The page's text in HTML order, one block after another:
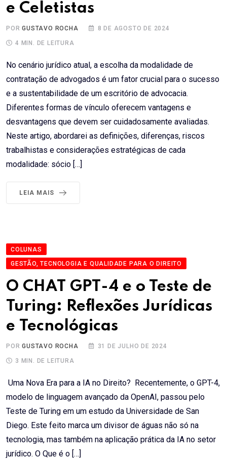
e Celetistas
PORGUSTAVO ROCHA 8 DE AGOSTO DE 2024
4 MIN. DE LEITURA
No cenário jurídico atual, a escolha da modalidade de
contratação de advogados é um fator crucial para o sucesso
e a sustentabilidade de um escritório de advocacia.
Diferentes formas de vínculo oferecem vantagens e
desvantagens que devem ser cuidadosamente avaliadas.
Neste artigo, abordarei as definições, diferenças, riscos
trabalhistas e considerações estratégicas de cada
modalidade: sócio […]
LEIA MAIS
COLUNAS
GESTÃO, TECNOLOGIA E QUALIDADE PARA O DIREITO
O CHAT GPT-4 e o Teste de
Turing: Reflexões Jurídicas
e Tecnológicas
PORGUSTAVO ROCHA 31 DE JULHO DE 2024
3 MIN. DE LEITURA
Uma Nova Era para a IA no Direito? Recentemente, o GPT-4,
modelo de linguagem avançado da OpenAI, passou pelo
Teste de Turing em um estudo da Universidade de San
Diego. Este feito marca um divisor de águas não só na
tecnologia, mas também na aplicação prática da IA no setor
jurídico. O Que é o […]